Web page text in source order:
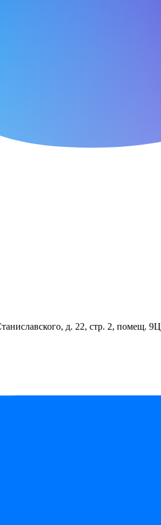
д. 22, стр. 2, помещ. 9Ц